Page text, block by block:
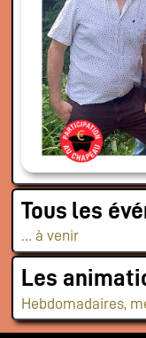
Tous les
… à venir
Les
Hebdomadaires,